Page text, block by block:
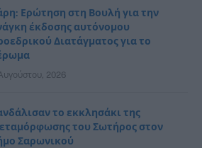
Ερώτηση στη Βουλή για την
έκδοσης αυτόνομου
Διατάγματος για το
2026
το εκκλησάκι της
του Σωτήρος στον
Σαρωνικού